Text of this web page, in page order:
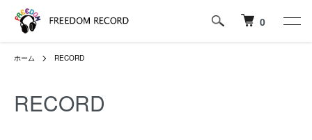
0
ホーム RECORD
RECORD